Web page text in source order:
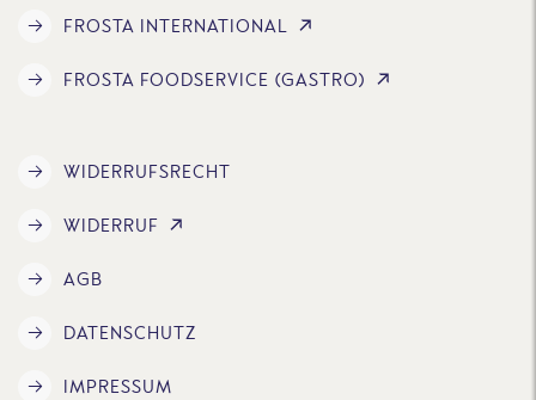
FROSTA INTERNATIONAL
FROSTA FOODSERVICE (GASTRO)
WIDERRUFSRECHT
WIDERRUF
AGB
DATENSCHUTZ
IMPRESSUM